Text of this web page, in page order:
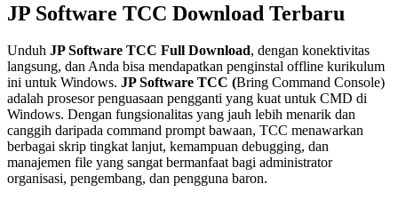
JP Software TCC Download Terbaru
Unduh JP Software TCC Full Download, dengan konektivitas
langsung, dan Anda bisa mendapatkan penginstal offline kurikulum
ini untuk Windows. JP Software TCC (Bring Command Console)
adalah prosesor penguasaan pengganti yang kuat untuk CMD di
Windows. Dengan fungsionalitas yang jauh lebih menarik dan
canggih daripada command prompt bawaan, TCC menawarkan
berbagai skrip tingkat lanjut, kemampuan debugging, dan
manajemen file yang sangat bermanfaat bagi administrator
organisasi, pengembang, dan pengguna baron.